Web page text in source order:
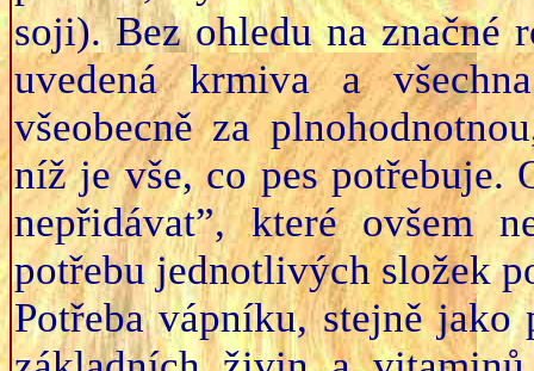
soji). Bez ohledu na značné
uvedená krmiva a
všeobecně za
níž je vše, co pes potřebuje.
nepřidávat”, které ovšem
potřebu jednotlivých složek
Potřeba vápníku, stejně